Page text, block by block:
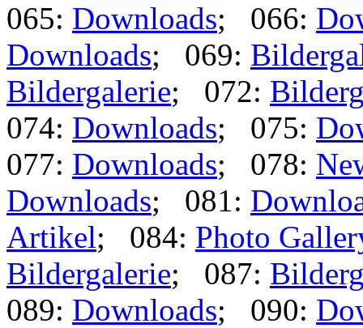
065: Downloads; 066:
Downloads; 069:
Bildergalerie; 072:
074: Downloads; 075:
077: Downloads; 078:
Downloads; 081:
Artikel; 084: Photo
Bildergalerie; 087:
089: Downloads; 090: